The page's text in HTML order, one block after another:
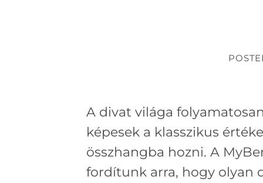
A divat világa
képesek a klasszikus
összhangba hozni. A
fordítunk arra, hogy olyan